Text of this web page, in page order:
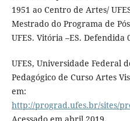
1951 ao Centro de Artes/
Mestrado do Programa de
UFES. Vitória –ES. Defendida
UFES, Universidade Federal
Pedagógico de Curso Artes
em:
http://prograd.ufes.br/sites/
Acessado em abril 2019.